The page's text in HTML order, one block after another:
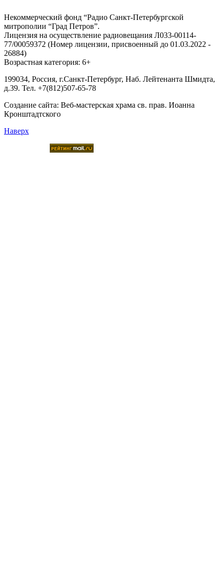
Некоммерческий фонд “Радио Санкт-Петербургской
митрополии “Град Петров”.
Лицензия на осуществление радиовещания Л033-00114-
77/00059372 (Номер лицензии, присвоенный до 01.03.2022 -
26884)
Возрастная категория: 6+
199034, Россия, г.Санкт-Петербург, Наб. Лейтенанта Шмидта,
д.39. Тел. +7(812)507-65-78
Создание сайта: Веб-мастерская храма св. прав. Иоанна
Кронштадтского
Наверх